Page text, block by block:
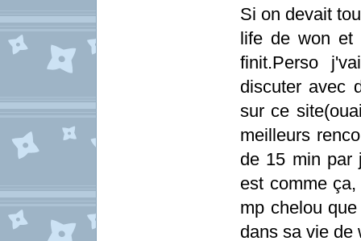
Si on devait
life de won et
finit.Perso
discuter avec
sur ce
meilleurs
de 15 min par
est comme
mp chelou
dans sa vie